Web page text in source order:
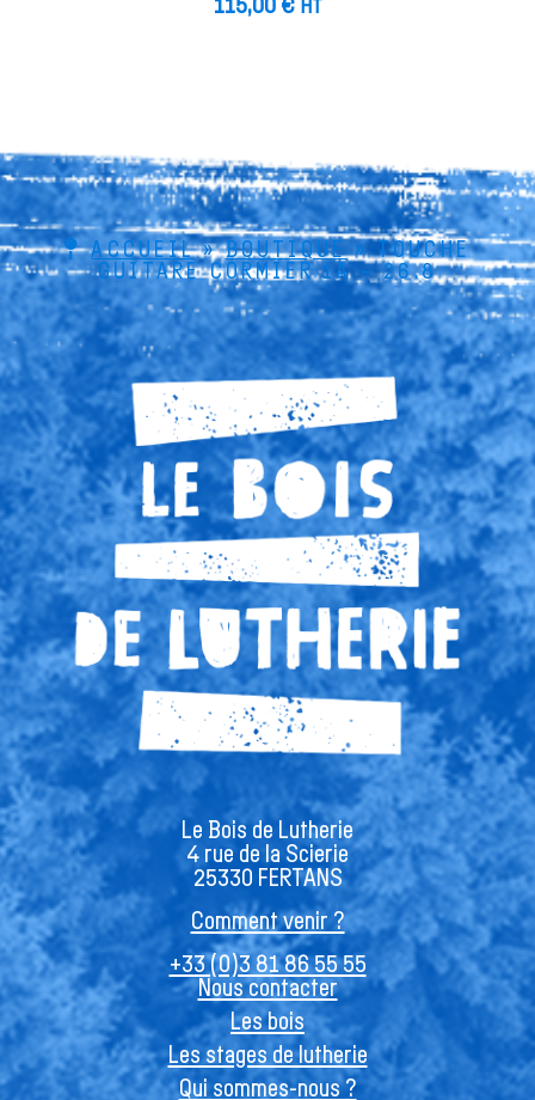
115,00 € HT
ACCUEIL»BOUTIQUE»TOUCHE
GUITARE CORMIER 1A – 26.8
Le Bois de Lutherie
4 rue de la Scierie
25330 FERTANS
Comment venir ?
+33 (0)3 81 86 55 55
Nous contacter
Les bois
Les stages de lutherie
Qui sommes-nous ?